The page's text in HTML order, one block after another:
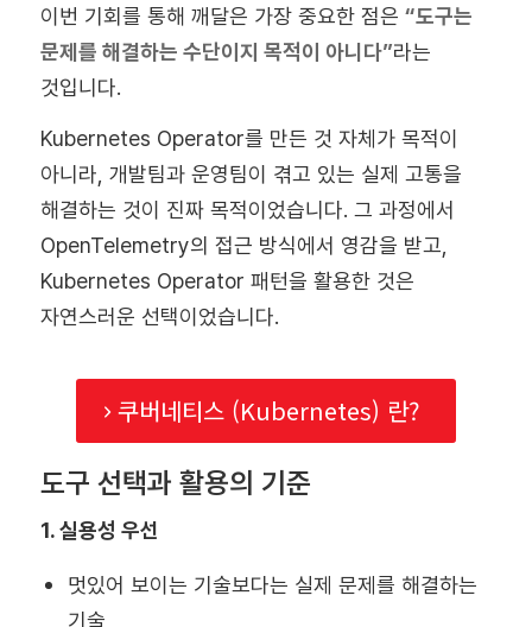
이번 기회를 통해 깨달은 가장 중요한 점은 “도구는
문제를 해결하는 수단이지 목적이 아니다”라는
것입니다.
Kubernetes Operator를 만든 것 자체가 목적이
아니라, 개발팀과 운영팀이 겪고 있는 실제 고통을
해결하는 것이 진짜 목적이었습니다. 그 과정에서
OpenTelemetry의 접근 방식에서 영감을 받고,
Kubernetes Operator 패턴을 활용한 것은
자연스러운 선택이었습니다.
쿠버네티스 (Kubernetes) 란?
도구 선택과 활용의 기준
1. 실용성 우선
멋있어 보이는 기술보다는 실제 문제를 해결하는
기술